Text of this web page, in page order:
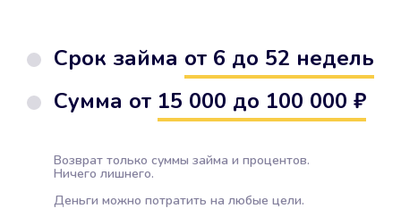
Срок займа от 6 до 52 недель
Сумма от 15 000 до 100 000 ₽
Возврат только суммы займа и процентов.
Ничего лишнего.
Деньги можно потратить на любые цели.